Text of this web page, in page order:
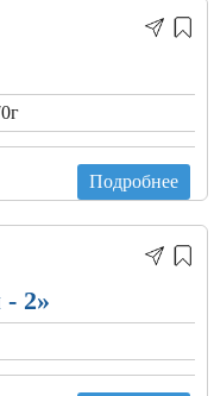
Подробнее
2»